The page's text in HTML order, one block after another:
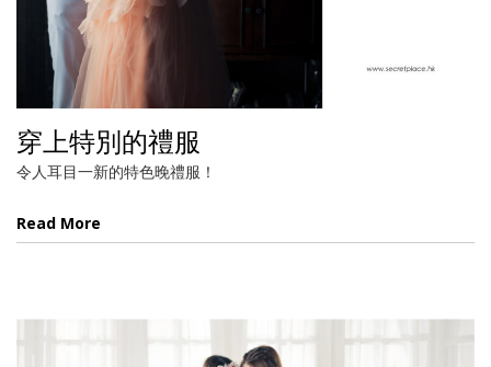
穿上特別的禮服
令人耳目一新的特色晚禮服！
Read More